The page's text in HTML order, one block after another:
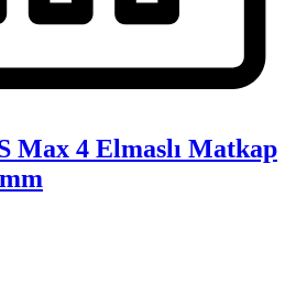
Max 4 Elmaslı Matkap